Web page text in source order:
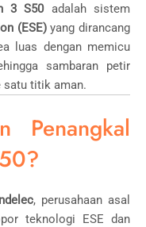
3 S50adalah sistem
(ESE)yang dirancang
luas dengan memicu
sambaran petir
satu titik aman.
Penangkal
, perusahaan asal
teknologi ESE dan